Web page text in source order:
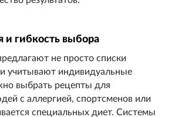
и гибкость выбора
не просто списки
учитывают индивидуальные
выбрать рецепты для
с аллергией, спортсменов или
специальных диет. Системы